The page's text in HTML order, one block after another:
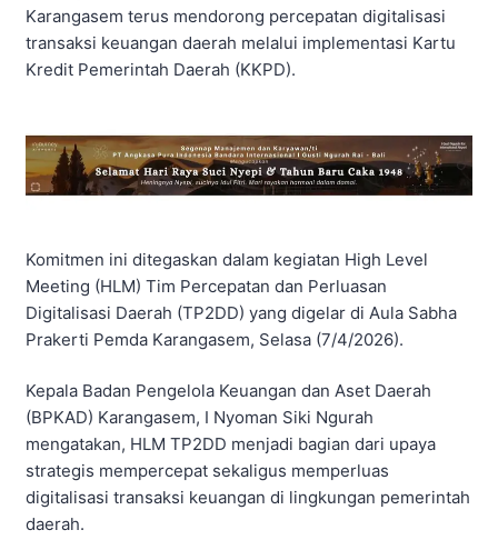
Karangasem terus mendorong percepatan digitalisasi
transaksi keuangan daerah melalui implementasi Kartu
Kredit Pemerintah Daerah (KKPD).
Komitmen ini ditegaskan dalam kegiatan High Level
Meeting (HLM) Tim Percepatan dan Perluasan
Digitalisasi Daerah (TP2DD) yang digelar di Aula Sabha
Prakerti Pemda Karangasem, Selasa (7/4/2026).
Kepala Badan Pengelola Keuangan dan Aset Daerah
(BPKAD) Karangasem, I Nyoman Siki Ngurah
mengatakan, HLM TP2DD menjadi bagian dari upaya
strategis mempercepat sekaligus memperluas
digitalisasi transaksi keuangan di lingkungan pemerintah
daerah.